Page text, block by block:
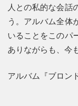
人との私的な会話
う。アルバム全体
いることをこのパ
ありながらも、今
アルバム『ブロン